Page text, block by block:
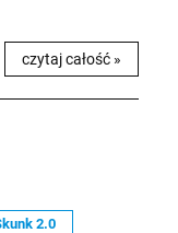
czytaj całość »
2.0